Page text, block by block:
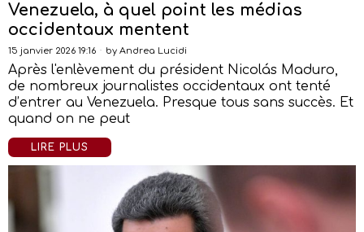
Venezuela, à quel point les médias
occidentaux mentent
15 janvier 2026 19:16 by Andrea Lucidi
Après l'enlèvement du président Nicolás Maduro,
de nombreux journalistes occidentaux ont tenté
d’entrer au Venezuela. Presque tous sans succès. Et
quand on ne peut
LIRE PLUS